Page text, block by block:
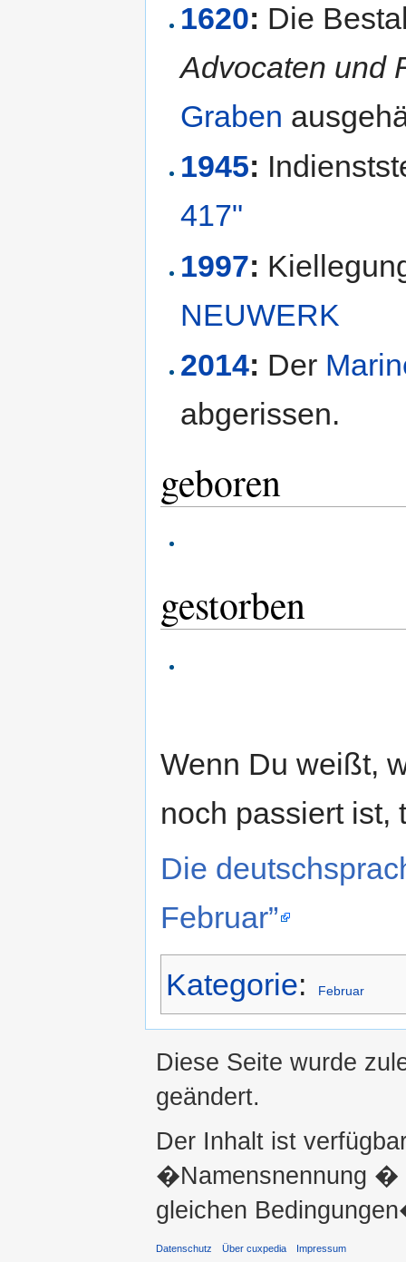
1620: Die
Advocaten und
Graben
1945:
417"
1997:
NEUWERK
2014: Der
abgerissen.
geboren
gestorben
Wenn Du weißt,
noch passiert
Die
Februar”
Kategorie: Februar
Diese Seite wurde
geändert.
Der Inhalt ist
�Namensnennung �
gleichen
Datenschutz Über cuxpedia Impressum